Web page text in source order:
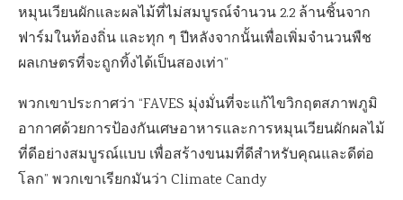
หมุนเวียนผักและผลไม้ที่ไม่สมบูรณ์จำนวน 2.2 ล้านชิ้นจาก
ฟาร์มในท้องถิ่น และทุก ๆ ปีหลังจากนั้นเพื่อเพิ่มจำนวนพืช
ผลเกษตรที่จะถูกทิ้งได้เป็นสองเท่า”
พวกเขาประกาศว่า “FAVES มุ่งมั่นที่จะแก้ไขวิกฤตสภาพภูมิ
อากาศด้วยการป้องกันเศษอาหารและการหมุนเวียนผักผลไม้
ที่ดีอย่างสมบูรณ์แบบ เพื่อสร้างขนมที่ดีสำหรับคุณและดีต่อ
โลก” พวกเขาเรียกมันว่า Climate Candy